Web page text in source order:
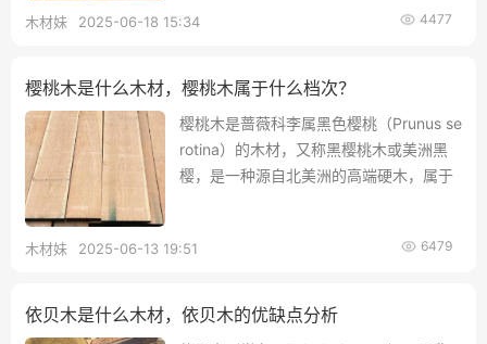
型。
木材妹 2025-06-18 15:34 4477
樱桃木是什么木材，樱桃木属于什么档次？
樱桃木是蔷薇科李属黑色樱桃（Prunus se
rotina）的木材，又称黑樱桃木或美洲黑
樱，是一种源自北美洲的高端硬木，属于
征。
木材妹 2025-06-13 19:51 6479
依贝木是什么木材，依贝木的优缺点分析